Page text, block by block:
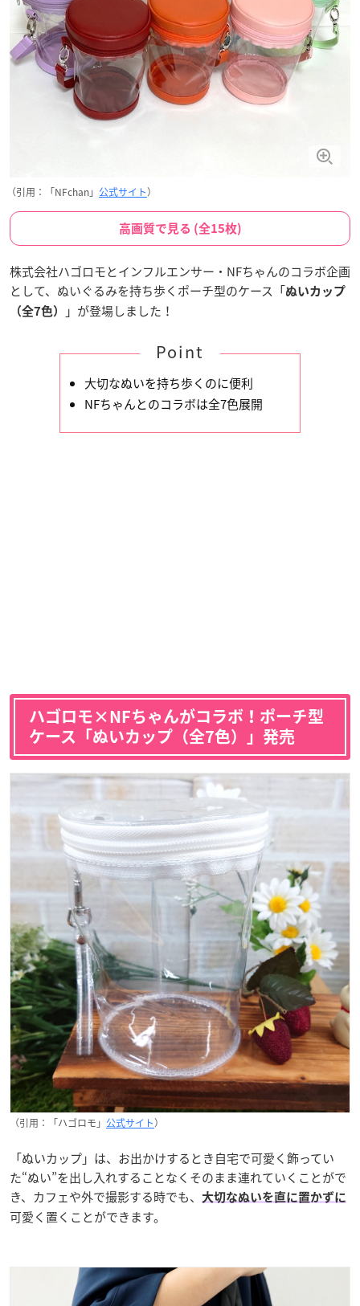
（引用：「NFchan」 公式サイト）
高画質で見る (全15枚)
株式会社ハゴロモとインフルエンサー・NFちゃんのコラボ企画
として、ぬいぐるみを持ち歩くポーチ型のケース「ぬいカップ
（全7色）
」が登場しました！
Point
大切なぬいを持ち歩くのに便利
NFちゃんとのコラボは全7色展開
ハゴロモ×NFちゃんがコラボ！ポーチ型
ケース「 ぬいカップ（全7色） 」発売
（引用：「ハゴロモ」 公式サイト）
「ぬいカップ」は、お出かけするとき自宅で可愛く飾ってい
た“ぬい”を出し入れすることなくそのまま連れていくことがで
き、カフェや外で撮影する時でも、
大切なぬいを直に置かずに
可愛く置くことができます。